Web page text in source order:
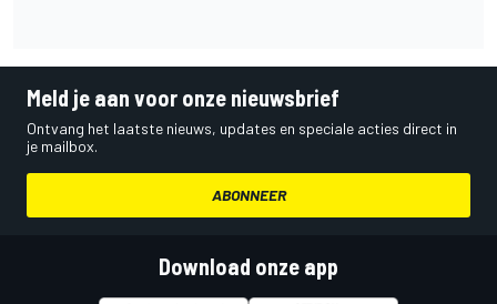
Meld je aan voor onze nieuwsbrief
Ontvang het laatste nieuws, updates en speciale acties direct in
je mailbox.
ABONNEER
Download onze app